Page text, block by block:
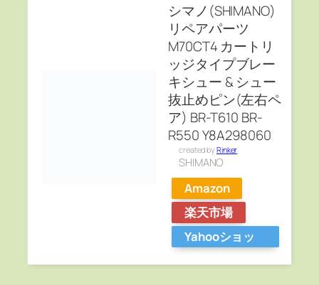
シマノ(SHIMANO)
リペアパーツ
M70CT4 カートリ
ッジタイプブレー
キシュー & シュー
抜止めピン(左右ペ
ア) BR-T610 BR-
R550 Y8A298060
created byRinker
SHIMANO
Amazon
楽天市場
Yahooショッ